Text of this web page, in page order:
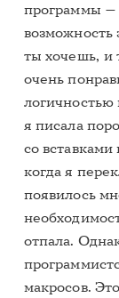
программы —
возможность
ты хочешь, и
очень
я писала
со
когда я
появилось
отпала.
макросов.